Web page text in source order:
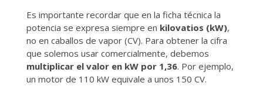
Es importante recordar que en la ficha técnica la
potencia se expresa siempre en kilovatios (kW),
no en caballos de vapor (CV). Para obtener la cifra
que solemos usar comercialmente, debemos
multiplicar el valor en kW por 1,36. Por ejemplo,
un motor de 110 kW equivale a unos 150 CV.